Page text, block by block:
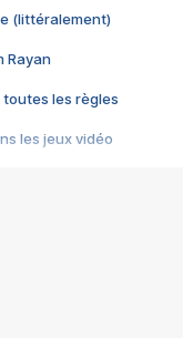
(littéralement)
Rayan
toutes les règles
les jeux vidéo